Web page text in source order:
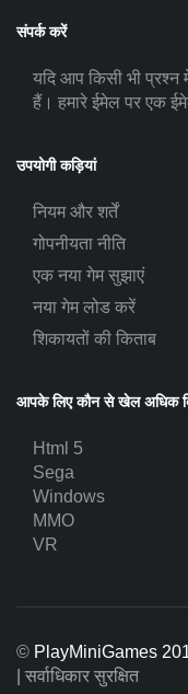
संपर्क करें
यदि आप किसी भी
हैं। हमारे ईमेल पर एक
उपयोगी कड़ियां
नियम और शर्तें
गोपनीयता नीति
एक नया गेम सुझाएं
नया गेम लोड करें
शिकायतों की किताब
आपके लिए कौन से खेल अधिक
Html 5
Sega
Windows
MMO
VR
© PlayMiniGames
| सर्वाधिकार सुरक्षित